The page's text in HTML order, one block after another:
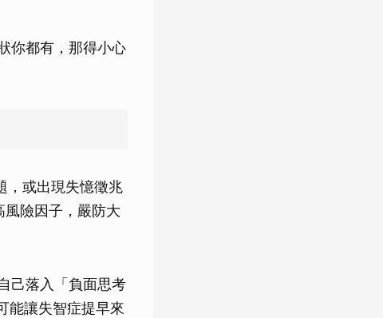
你都有，那得小心
，或出現失憶徵兆
險因子，嚴防大
己落入「負面思考
能讓失智症提早來